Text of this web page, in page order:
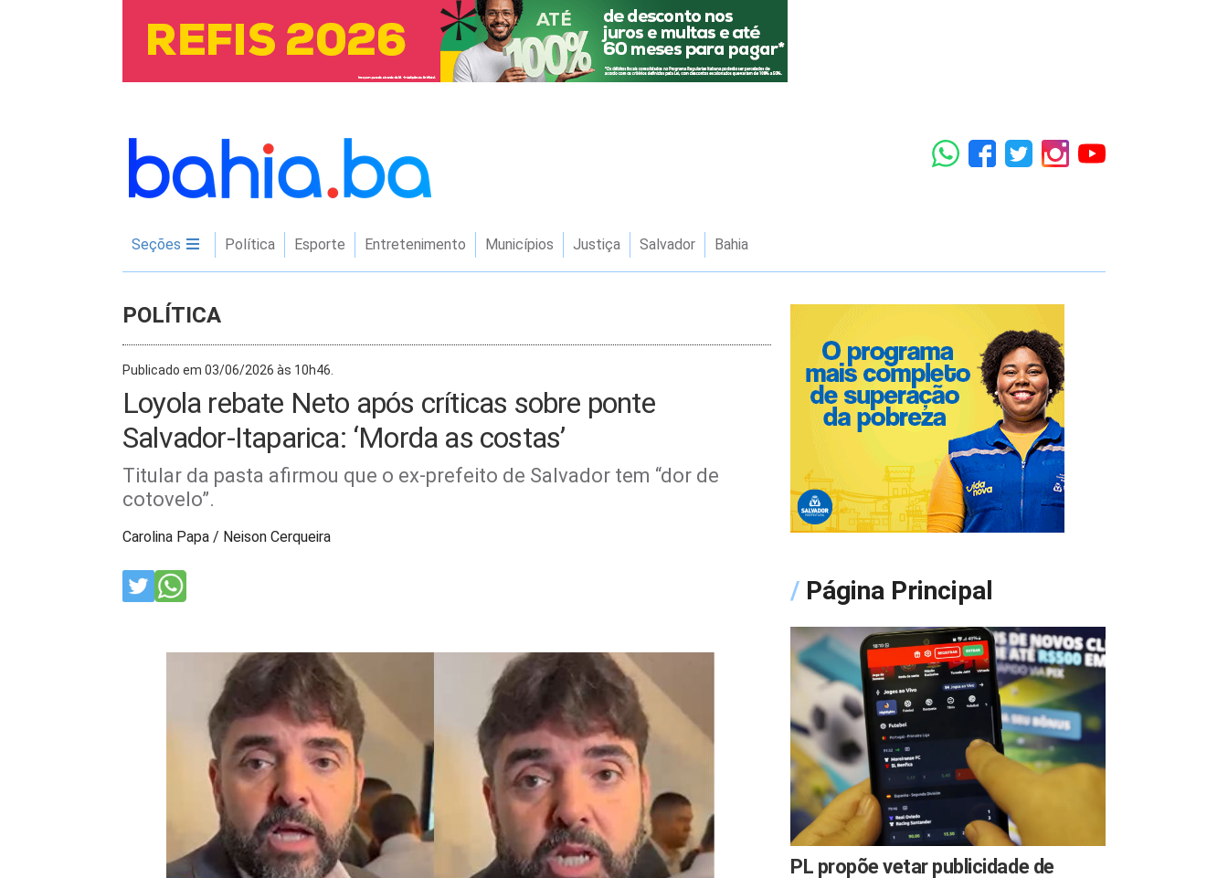
Seções Política Esporte Entretenimento Municípios Justiça Salvador Bahia
POLÍTICA
Publicado em 03/06/2026 às 10h46.
Loyola rebate Neto após críticas sobre ponte
Salvador-Itaparica: ‘Morda as costas’
Titular da pasta afirmou que o ex-prefeito de Salvador tem “dor de
cotovelo”.
Carolina Papa / Neison Cerqueira
/ Página Principal
PL propõe vetar publicidade de